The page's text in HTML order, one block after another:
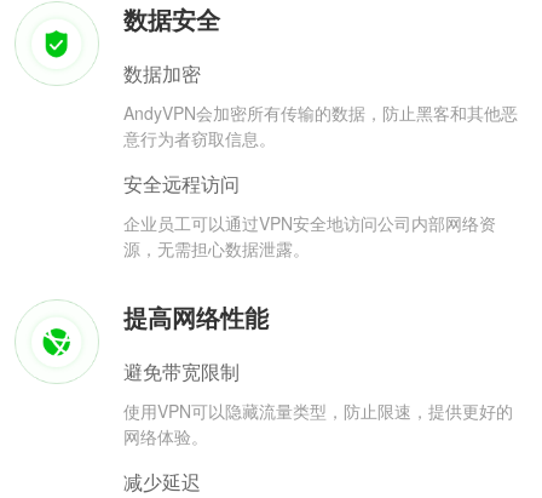
数据安全
数据加密
AndyVPN会加密所有传输的数据，防止黑客和其他恶
意行为者窃取信息。
安全远程访问
企业员工可以通过VPN安全地访问公司内部网络资
源，无需担心数据泄露。
提高网络性能
避免带宽限制
使用VPN可以隐藏流量类型，防止限速，提供更好的
网络体验。
减少延迟